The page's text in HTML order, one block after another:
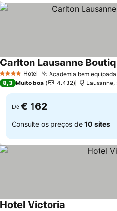
4 EstrelasHotel Academia bem equipada
Carlton Lausanne
8,3 Muito boa 4.432 Lausanne,
De € 162
Consulte os preços de 10 sites
Hotel Victoria